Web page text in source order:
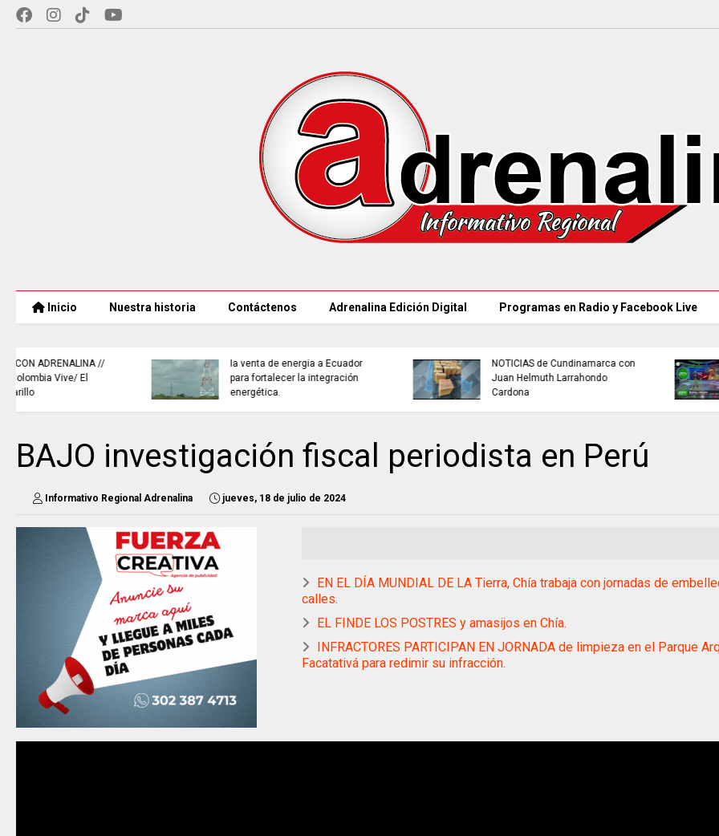
Inicio Nuestra historia Contáctenos Adrenalina Edición Digital Programas en Radio y Facebook Live
NOTICIAS de Cundinamarca con
Juan Helmuth Larrahondo
INFORMACIÓN internacional
buscan mejorar la
agua que
familias en
BAJO investigación fiscal periodista en Perú
Informativo Regional Adrenalina jueves, 18 de julio de 2024
EN EL DÍA MUNDIAL DE LA Tierra, Chía trabaja con jornadas de
calles.
EL FINDE LOS POSTRES y amasijos en Chía.
INFRACTORES PARTICIPAN EN JORNADA de limpieza en el Parque
Facatativá para redimir su infracción.